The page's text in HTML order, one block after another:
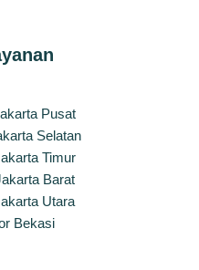
Pusat
Selatan
Timur
Barat
Utara
Bekasi